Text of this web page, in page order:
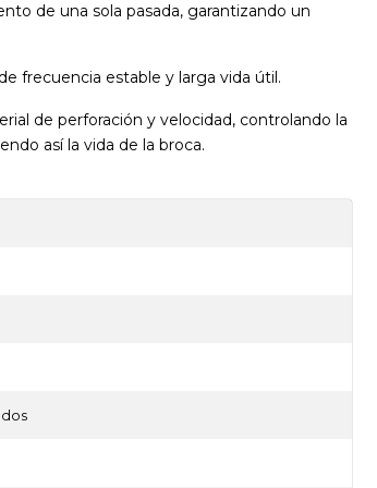
de una sola pasada, garantizando un
frecuencia estable y larga vida útil.
de perforación y velocidad, controlando la
así la vida de la broca.